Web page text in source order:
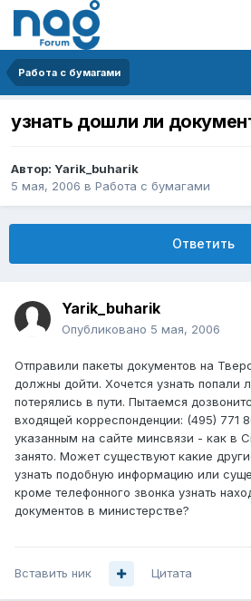
Работа с бумагами
узнать дошли ли
Автор: Yarik_buharik
5 мая, 2006 в Работа с бумагами
Ответить
Yarik_buharik
Опубликовано 5 мая, 2006
Отправили пакеты документов на
должны дойти. Хочется узнать попали
потерялись в пути. Пытаемся
входящей корреспонденции: (495) 771
указанным на сайте минсвязи - как в
занято. Может существуют какие
узнать подобную информацию или
кроме телефонного звонка узнать
документов в министерстве?
Вставить ник Цитата